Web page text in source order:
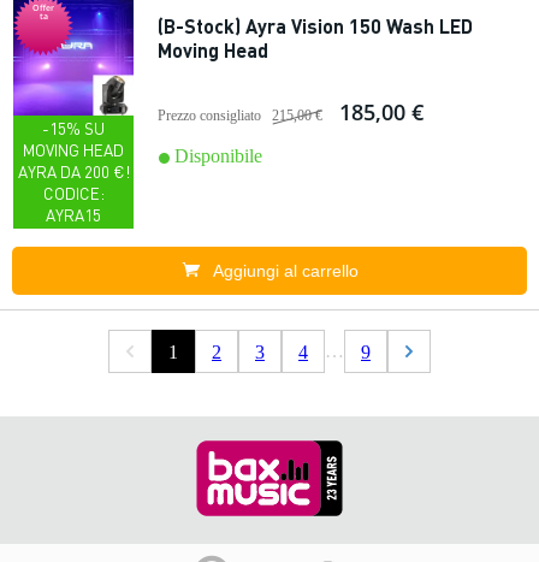
Offer
ta
-15% SU
MOVING HEAD
AYRA DA 200 €!
CODICE:
AYRA15
(B-Stock) Ayra Vision 150 Wash LED
Moving Head
Prezzo consigliato 215,00 € 185,00 €
Disponibile
Aggiungi al carrello
1 2 3 4 … 9